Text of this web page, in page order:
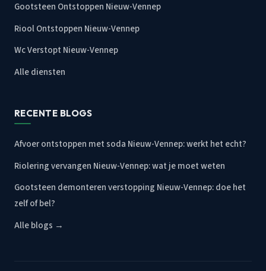
Gootsteen Ontstoppen Nieuw-Vennep
Riool Ontstoppen Nieuw-Vennep
Wc Verstopt Nieuw-Vennep
Alle diensten
RECENTE BLOGS
Afvoer ontstoppen met soda Nieuw-Vennep: werkt het echt?
Riolering vervangen Nieuw-Vennep: wat je moet weten
Gootsteen demonteren verstopping Nieuw-Vennep: doe het
zelf of bel?
Alle blogs →